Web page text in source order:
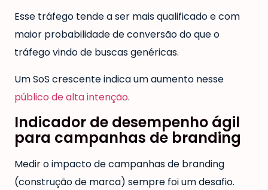
Esse tráfego tende a ser mais qualificado e com
maior probabilidade de conversão do que o
tráfego vindo de buscas genéricas.
Um SoS crescente indica um aumento nesse
público de alta intenção.
Indicador de desempenho ágil
para campanhas de branding
Medir o impacto de campanhas de branding
(construção de marca) sempre foi um desafio.